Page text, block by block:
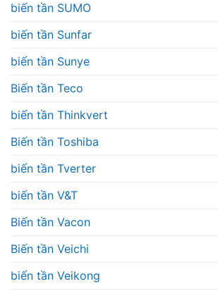
biến tần SUMO
biến tần Sunfar
biến tần Sunye
Biến tần Teco
biến tần Thinkvert
Biến tần Toshiba
biến tần Tverter
biến tần V&T
Biến tần Vacon
Biến tần Veichi
biến tần Veikong